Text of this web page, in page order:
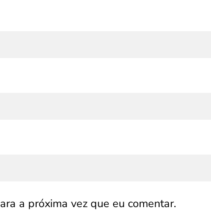
a próxima vez que eu comentar.